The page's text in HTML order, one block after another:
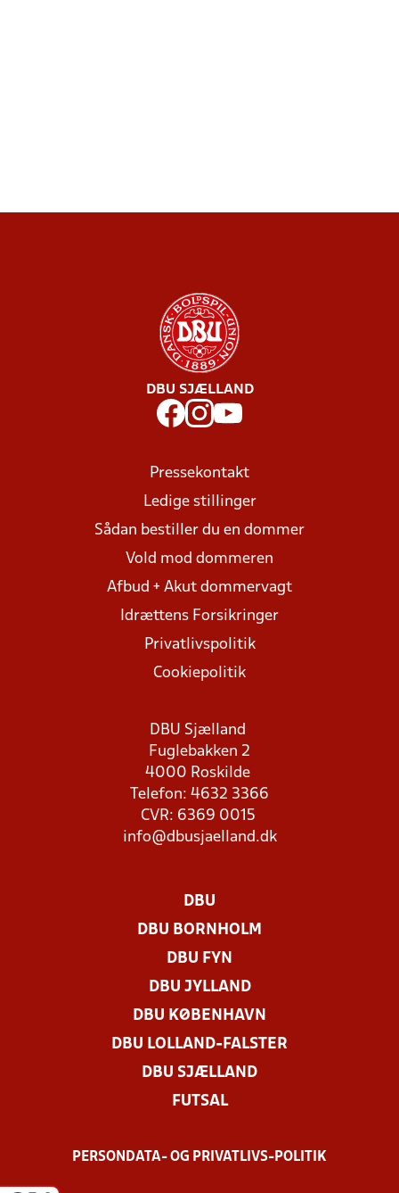
DBU SJÆLLAND
Pressekontakt
Ledige stillinger
Sådan bestiller du en dommer
Vold mod dommeren
Afbud + Akut dommervagt
Idrættens Forsikringer
Privatlivspolitik
Cookiepolitik
DBU Sjælland
Fuglebakken 2
4000 Roskilde
Telefon: 4632 3366
CVR: 6369 0015
info@dbusjaelland.dk
DBU
DBU BORNHOLM
DBU FYN
DBU JYLLAND
DBU KØBENHAVN
DBU LOLLAND-FALSTER
DBU SJÆLLAND
FUTSAL
PERSONDATA- OG PRIVATLIVS-POLITIK